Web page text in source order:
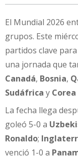
El Mundial 2026
grupos. Este
partidos clave
una jornada que
Canadá, Bosnia,
Sudáfrica y
La fecha llega
goleó 5-0 a
Ronaldo;
venció 1-0 a